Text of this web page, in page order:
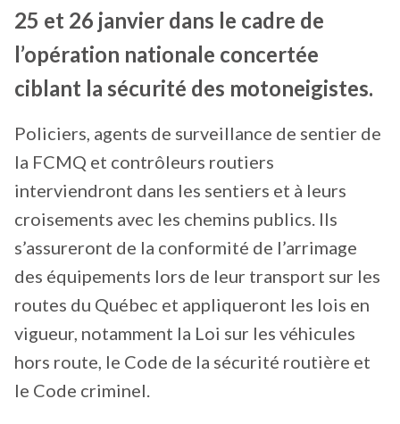
25 et 26 janvier dans le cadre de
l’opération nationale concertée
ciblant la sécurité des motoneigistes.
Policiers, agents de surveillance de sentier de
la FCMQ et contrôleurs routiers
interviendront dans les sentiers et à leurs
croisements avec les chemins publics. Ils
s’assureront de la conformité de l’arrimage
des équipements lors de leur transport sur les
routes du Québec et appliqueront les lois en
vigueur, notamment la Loi sur les véhicules
hors route, le Code de la sécurité routière et
le Code criminel.